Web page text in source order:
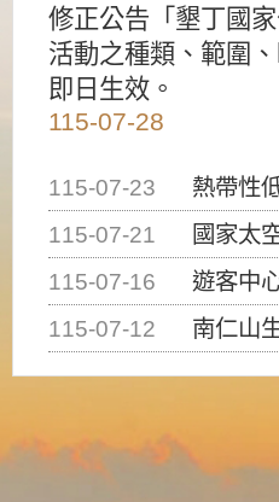
修正公告「墾丁國
活動之種類、範圍
即日生效。
115-07-28
115-07-23
熱帶性
115-07-21
國家太空中心為辦理2026台
115-07-16
遊客中
115-07-12
南仁山生態保護區步道已完成修